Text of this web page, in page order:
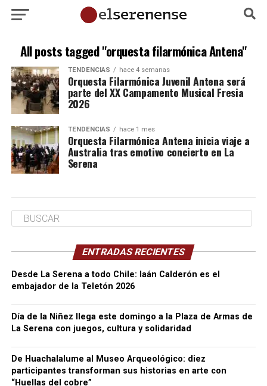
All posts tagged "orquesta filarmónica Antena"
TENDENCIAS hace 4 semanas
Orquesta Filarmónica Juvenil Antena será
parte del XX Campamento Musical Fresia
2026
TENDENCIAS hace 1 mes
Orquesta Filarmónica Antena inicia viaje a
Australia tras emotivo concierto en La
Serena
ENTRADAS RECIENTES
Desde La Serena a todo Chile: Iaán Calderón es el
embajador de la Teletón 2026
Día de la Niñez llega este domingo a la Plaza de Armas de
La Serena con juegos, cultura y solidaridad
De Huachalalume al Museo Arqueológico: diez
participantes transforman sus historias en arte con
“Huellas del cobre”